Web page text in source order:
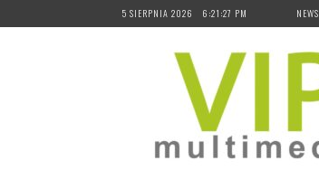
to
5 SIERPNIA 2026 6:21:28 PM NEWS